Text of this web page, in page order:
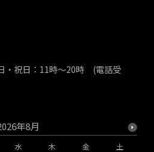
年8月
水 木 金
土
・祝日：11時～20時 (電話受